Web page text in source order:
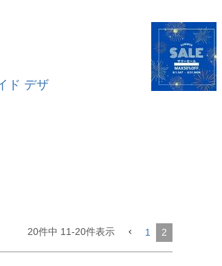
ド デザ
20件中 11-20件表示 1 2